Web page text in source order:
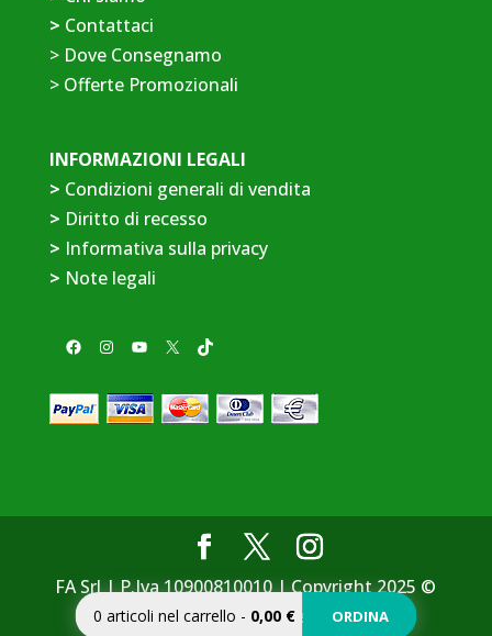
> Contattaci
> Dove Consegnamo
>Offerte Promozionali
INFORMAZIONI LEGALI
> Condizioni generali di vendita
> Diritto di recesso
> Informativa sulla privacy
> Note legali
Facebook
Instagram
YouTube
X TikTok
FA Srl | P.Iva 10900810010 | Copyright 2025 ©
Consulente Web
0 articoli nel carrello - 0,00 € ORDINA